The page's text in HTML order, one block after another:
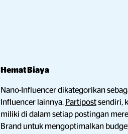
Hemat Biaya
Nano-Influencer dikategorikan
Influencer lainnya. Partipostsendiri,
miliki di dalam setiap postingan
Brand untuk mengoptimalkan